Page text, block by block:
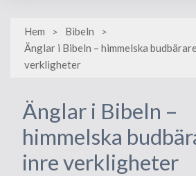
Hem
Bibeln
Änglar i Bibeln – himmelska
verkligheter
Änglar i Bibeln –
himmelska
inre verkligheter